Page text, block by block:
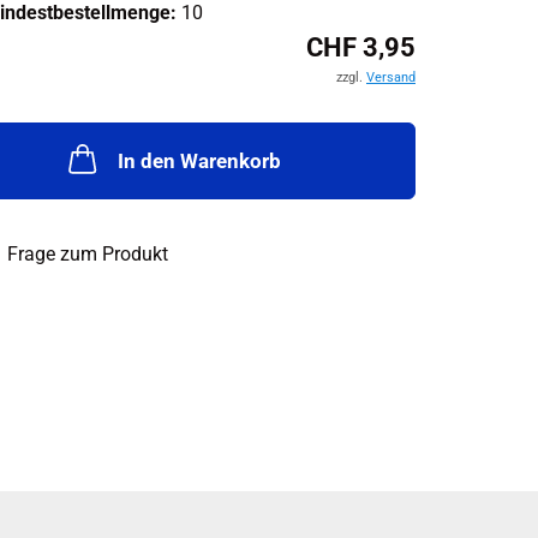
10
CHF 3,95
zzgl. Versand
In den Warenkorb
Frage zum Produkt